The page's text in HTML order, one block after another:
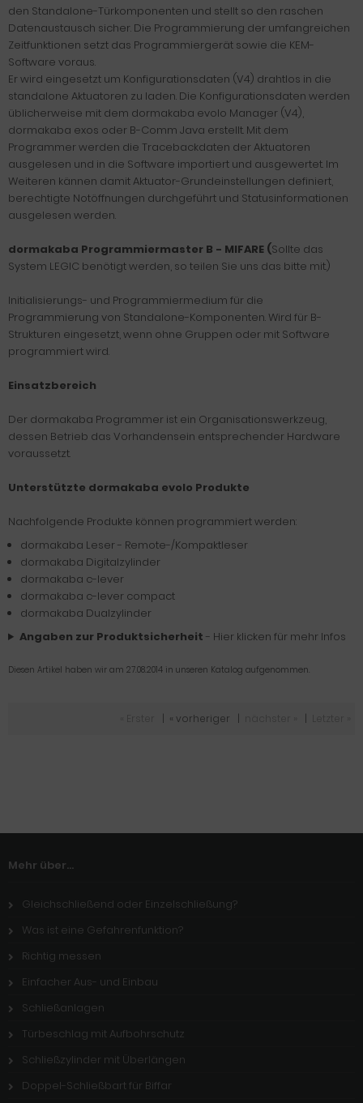
den Standalone-Türkomponenten und stellt so den raschen
Datenaustausch sicher. Die Programmierung der umfangreichen
Zeitfunktionen setzt das Programmiergerät sowie die KEM-
Software voraus.
Er wird eingesetzt um Konfigurationsdaten (V4) drahtlos in die
standalone Aktuatoren zu laden. Die Konfigurationsdaten werden
üblicherweise mit dem dormakaba evolo Manager (V4),
dormakaba exos oder B-Comm Java erstellt. Mit dem
Programmer werden die Tracebackdaten der Aktuatoren
ausgelesen und in die Software importiert und ausgewertet. Im
Weiteren kännen damit Aktuator-Grundeinstellungen definiert,
berechtigte Notöffnungen durchgeführt und Statusinformationen
ausgelesen werden.
dormakaba Programmiermaster B - MIFARE (Sollte das
System LEGIC benötigt werden, so teilen Sie uns das bitte mit.)
Initialisierungs- und Programmiermedium für die
Programmierung von Standalone-Komponenten. Wird für B-
Strukturen eingesetzt, wenn ohne Gruppen oder mit Software
programmiert wird.
Einsatzbereich
Der dormakaba Programmer ist ein Organisationswerkzeug,
dessen Betrieb das Vorhandensein entsprechender Hardware
voraussetzt.
Unterstützte dormakaba evolo Produkte
Nachfolgende Produkte können programmiert werden:
dormakaba Leser - Remote-/Kompaktleser
dormakaba Digitalzylinder
dormakaba c-lever
dormakaba c-lever compact
dormakaba Dualzylinder
Angaben zur Produktsicherheit - Hier klicken für mehr Infos
Diesen Artikel haben wir am 27.08.2014 in unseren Katalog aufgenommen.
« vorheriger
Mehr über...
Gleichschließend oder Einzelschließung?
Was ist eine Gefahrenfunktion?
Richtig messen
Einfacher Aus- und Einbau
Schließanlagen
Türbeschlag mit Aufbohrschutz
Schließzylinder mit Überlängen
Doppel-Schließbart für Biffar